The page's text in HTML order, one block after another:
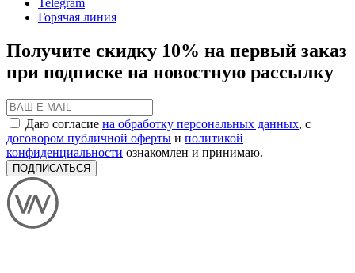
Telegram
Горячая линия
Получите скидку 10% на первый заказ
при подписке на новостную рассылку
Даю согласие на обработку персональных данных, с
договором публичной оферты и политикой
конфиденциальности ознакомлен и принимаю.
ПОДПИСАТЬСЯ